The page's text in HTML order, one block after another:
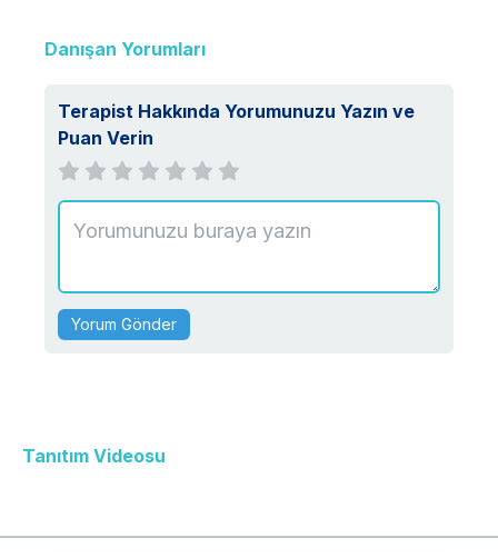
Danışan Yorumları
Terapist Hakkında Yorumunuzu Yazın ve
Puan Verin
Yorum Gönder
Tanıtım Videosu